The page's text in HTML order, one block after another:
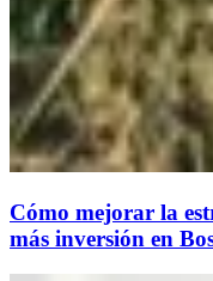
Cómo mejorar la
más inversión en